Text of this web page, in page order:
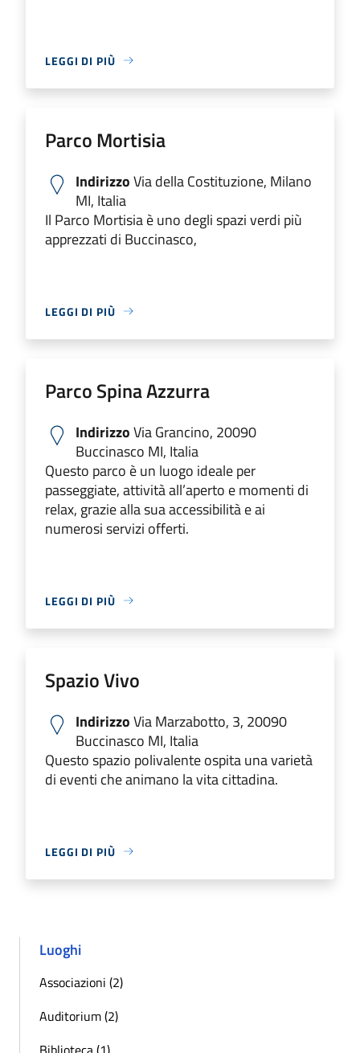
LEGGI DI PIÙ
Parco Mortisia
IndirizzoVia della Costituzione, Milano
MI, Italia
Il Parco Mortisia è uno degli spazi verdi più
apprezzati di Buccinasco,
LEGGI DI PIÙ
Parco Spina Azzurra
IndirizzoVia Grancino, 20090
Buccinasco MI, Italia
Questo parco è un luogo ideale per
passeggiate, attività all’aperto e momenti di
relax, grazie alla sua accessibilità e ai
numerosi servizi offerti.
LEGGI DI PIÙ
Spazio Vivo
IndirizzoVia Marzabotto, 3, 20090
Buccinasco MI, Italia
Questo spazio polivalente ospita una varietà
di eventi che animano la vita cittadina.
LEGGI DI PIÙ
Luoghi
Associazioni (2)
Auditorium (2)